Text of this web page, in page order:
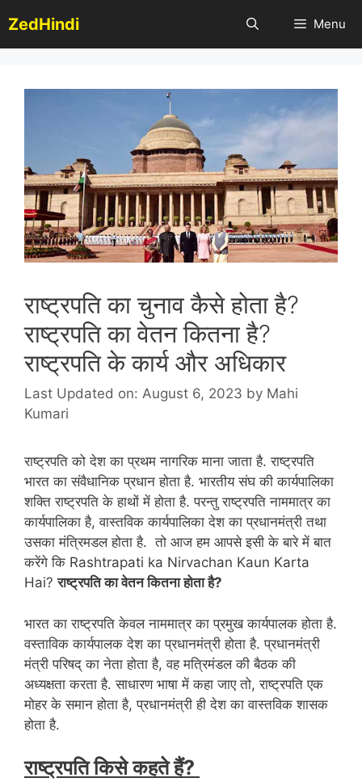
to
content
ZedHindi Menu
राष्ट्रपति का चुनाव कैसे होता है?
राष्ट्रपति का वेतन कितना है?
राष्ट्रपति के कार्य और अधिकार
Last Updated on: August 6, 2023 by Mahi
Kumari
राष्ट्रपति को देश का प्रथम नागरिक माना जाता है. राष्ट्रपति
भारत का संवैधानिक प्रधान होता है. भारतीय संघ की कार्यपालिका
शक्ति राष्ट्रपति के हाथों में होता है. परन्तु राष्ट्रपति नाममात्र का
कार्यपालिका है, वास्तविक कार्यपालिका देश का प्रधानमंत्री तथा
उसका मंत्रिमडल होता है. तो आज हम आपसे इसी के बारे में बात
करेंगे कि Rashtrapati ka Nirvachan Kaun Karta
Hai?राष्ट्रपति का वेतन कितना होता है?
भारत का राष्ट्रपति केवल नाममात्र का प्रमुख कार्यपालक होता है.
वस्ताविक कार्यपालक देश का प्रधानमंत्री होता है. प्रधानमंत्री
मंत्री परिषद् का नेता होता है, वह मत्रिमंडल की बैठक की
अध्यक्षता करता है. साधारण भाषा में कहा जाए तो, राष्ट्रपति एक
मोहर के समान होता है, प्रधानमंत्री ही देश का वास्तविक शासक
होता है.
राष्ट्रपति किसे कहते हैं?